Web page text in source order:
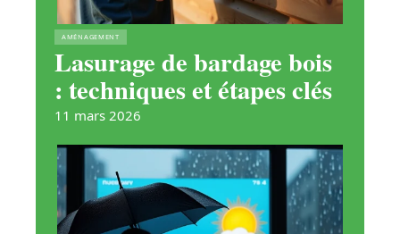
AMÉNAGEMENT
Lasurage de bardage bois
: techniques et étapes clés
11 mars 2026